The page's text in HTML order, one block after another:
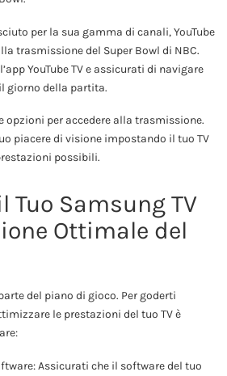
per la sua gamma di canali, YouTube
trasmissione del Super Bowl di NBC.
YouTube TV e assicurati di navigare
giorno della partita.
opzioni per accedere alla trasmissione.
piacere di visione impostando il tuo TV
possibili.
Tuo Samsung TV
Ottimale del
del piano di gioco. Per goderti
le prestazioni del tuo TV è
Assicurati che il software del tuo